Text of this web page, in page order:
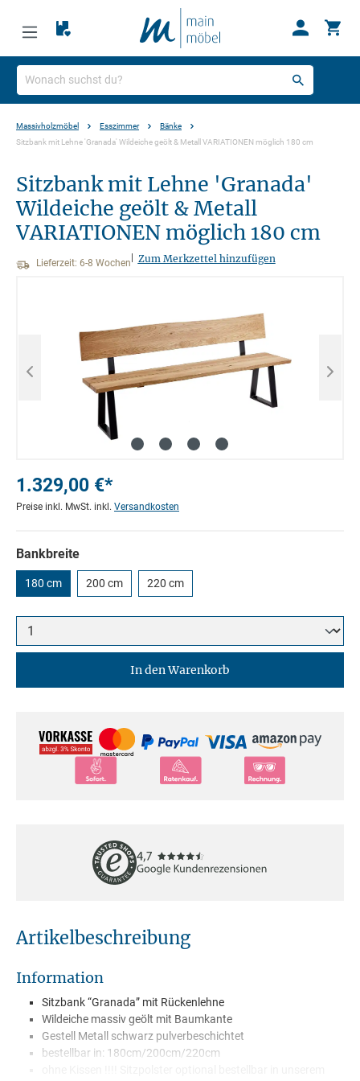
Massivholzmöbel Esszimmer
Bänke
Sitzbank mit Lehne 'Granada' Wildeiche geölt & Metall VARIATIONEN möglich 180 cm
Sitzbank mit Lehne 'Granada'
Wildeiche geölt & Metall
VARIATIONEN möglich 180 cm
Lieferzeit: 6-8 Wochen Zum Merkzettel hinzufügen
1.329,00 €*
Preise inkl. MwSt. inkl. Versandkosten
Bankbreite
180 cm 200 cm 220 cm
In den Warenkorb
Artikelbeschreibung
Information
Sitzbank “Granada” mit Rückenlehne
Wildeiche massiv geölt mit Baumkante
Gestell Metall schwarz pulverbeschichtet
bestellbar in: 180cm/200cm/220cm